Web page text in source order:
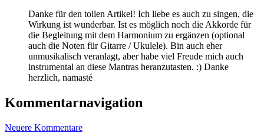
Danke für den tollen Artikel! Ich liebe es auch zu singen, die
Wirkung ist wunderbar. Ist es möglich noch die Akkorde für
die Begleitung mit dem Harmonium zu ergänzen (optional
auch die Noten für Gitarre / Ukulele). Bin auch eher
unmusikalisch veranlagt, aber habe viel Freude mich auch
instrumental an diese Mantras heranzutasten. :) Danke
herzlich, namasté
Kommentarnavigation
Neuere Kommentare